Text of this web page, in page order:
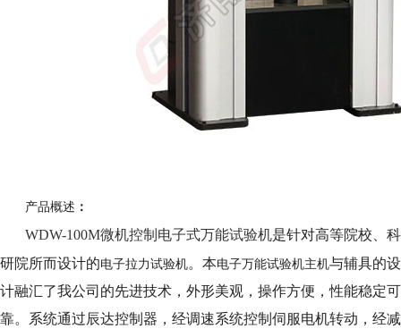
产品概述 ：
WDW-100M微机控制电子式万能试验机是针对高等院校、科
研院所而设计的电子拉力试验机。本电子万能试验机主机与辅具的设
计融汇了我公司的先进技术，外形美观，操作方便，性能稳定可
靠。系统通过辰达控制器，经调速系统控制伺服电机转动，经减